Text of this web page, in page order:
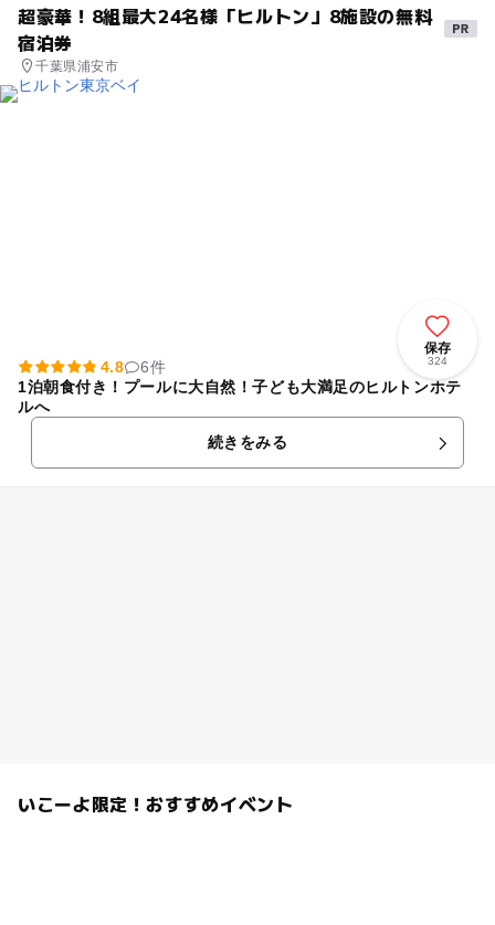
超豪華！8組最大24名様「ヒルトン」8施設の無料
宿泊券
千葉県浦安市
保存
324
4.8
6件
1泊朝食付き！プールに大自然！子ども大満足のヒルトンホテ
ルへ
続きをみる
いこーよ限定！おすすめイベント